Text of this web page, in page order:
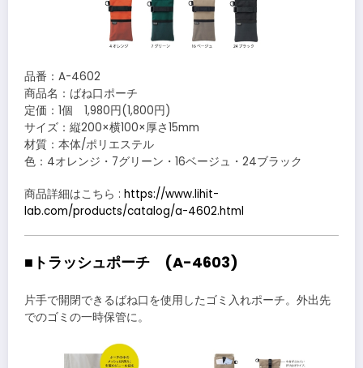
品番：A-4602
商品名：ばね口ポーチ
定価：1個 1,980円(1,800円)
サイズ：縦200×横100×厚さ15mm
材質：本体/ポリエステル
色：4オレンジ・7グリーン・16ベージュ・24ブラック
商品詳細はこちら : https://www.lihit-
lab.com/products/catalog/a-4602.html
■トラッシュポーチ (A-4603)
片手で開閉できるばね口を使用したゴミ入れポーチ。外出先
でのゴミの一時保管に。